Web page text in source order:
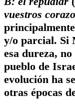
vuestros
y/o parcial. Si
esa dureza,
pueblo de
evolución ha
otras épocas